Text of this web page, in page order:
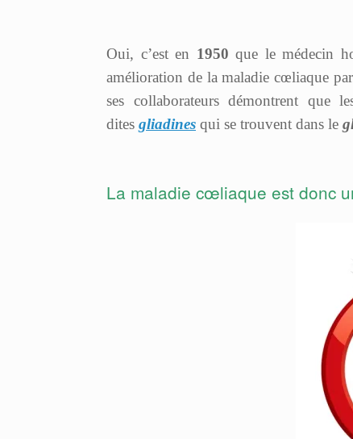
Oui, c’est en 1950 que le médecin
amélioration de la maladie cœliaque
ses collaborateurs démontrent que
dites gliadines qui se trouvent dans le
La maladie cœliaque est donc